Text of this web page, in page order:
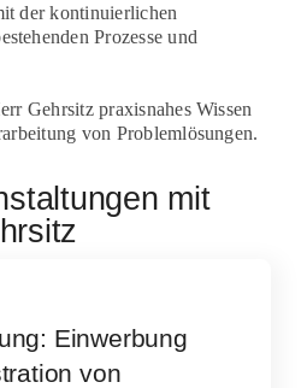
der kontinuierlichen
Prozesse und
Gehrsitz praxisnahes Wissen
von Problemlösungen.
mit
Einwerbung
von